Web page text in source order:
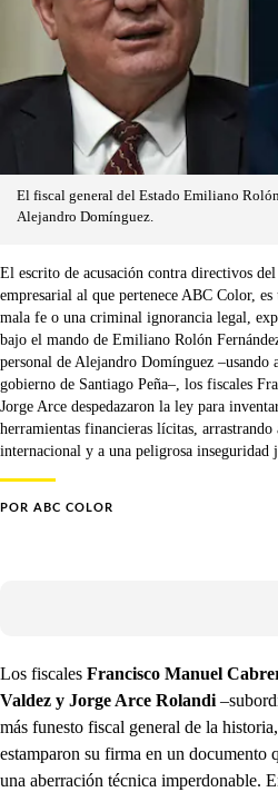
El fiscal general del Estado Emiliano
Alejandro Domínguez.
El escrito de acusación contra directivos
empresarial al que pertenece ABC Color,
mala fe o una criminal ignorancia legal,
bajo el mando de Emiliano Rolón
personal de Alejandro Domínguez –usando
gobierno de Santiago Peña–, los fiscales
Jorge Arce despedazaron la ley para
herramientas financieras lícitas,
internacional y a una peligrosa inseguridad
POR ABC COLOR
Los fiscales Francisco Manuel
Valdez y Jorge Arce Rolandi
más funesto fiscal general de la historia,
estamparon su firma en un documento
una aberración técnica imperdonable.